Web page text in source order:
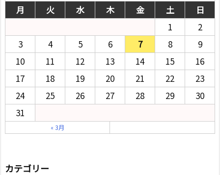
月
火 水 木 金 土
日
1
2
3
4 5 6 7 8
9
10
11 12 13 14 15
16
17
18 19 20 21 22
23
24
25 26 27 28 29
30
31
« 3月
カテゴリー